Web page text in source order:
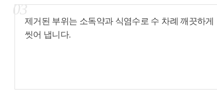
03
제거된 부위는 소독약과 식염수로 수 차례 깨끗하게
씻어 냅니다.